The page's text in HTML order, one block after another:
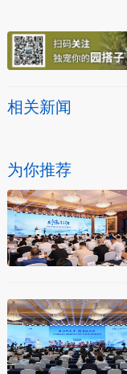
相关新闻
为你推荐